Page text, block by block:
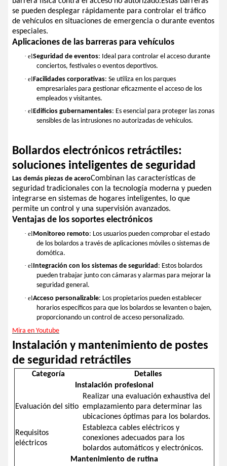
se pueden desplegar rápidamente para controlar el tráfico
de vehículos en situaciones de emergencia o durante eventos
especiales.
Aplicaciones de las barreras para vehículos
· elSeguridad de eventos: Ideal para controlar el acceso durante
conciertos, festivales o eventos deportivos.
· elFacilidades corporativas: Se utiliza en los parques
empresariales para gestionar eficazmente el acceso de los
empleados y visitantes.
· elEdificios gubernamentales: Es esencial para proteger las zonas
sensibles de las intrusiones no autorizadas de vehículos.
Bollardos electrónicos retráctiles:
soluciones inteligentes de seguridad
Las demás piezas de aceroCombinan las características de
seguridad tradicionales con la tecnología moderna y pueden
integrarse en sistemas de hogares inteligentes, lo que
permite un control y una supervisión avanzados.
Ventajas de los soportes electrónicos
· elMonitoreo remoto: Los usuarios pueden comprobar el estado
de los bolardos a través de aplicaciones móviles o sistemas de
domótica.
· elIntegración con los sistemas de seguridad: Estos bolardos
pueden trabajar junto con cámaras y alarmas para mejorar la
seguridad general.
· elAcceso personalizable: Los propietarios pueden establecer
horarios específicos para que los bolardos se levanten o bajen,
proporcionando un control de acceso personalizado.
Mira en Youtube
Instalación y mantenimiento de postes
de seguridad retráctiles
Categoría
Detalles
Instalación profesional
Evaluación del sitio
Realizar una evaluación exhaustiva del
emplazamiento para determinar las
ubicaciones óptimas para los bolardos.
Requisitos
eléctricos
Establezca cables eléctricos y
conexiones adecuados para los
bolardos automáticos y electrónicos.
Mantenimiento de rutina